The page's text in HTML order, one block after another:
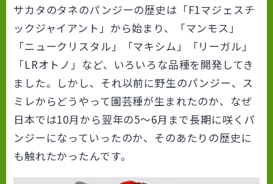
サカタのタネのパンジーの歴史は「F1マジェスチ
ックジャイアント」から始まり、「マンモス」
「ニュークリスタル」「マキシム」「リーガル」
「LRオトノ」など、いろいろな品種を開発してき
ました。しかし、それ以前に野生のパンジー、ス
ミレからどうやって園芸種が生まれたのか、なぜ
日本では10月から翌年の5～6月まで長期に咲くパ
ンジーになっていったのか、そのあたりの歴史に
も触れたかったんです。